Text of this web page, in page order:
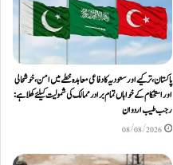
پاکستان، ترکیے اور سعودیہ کا دفاعی معاہدہ خطے میں امن، خوشحالی
اور استحکام کے خواہاں تمام برادر ممالک کی شمولیت کیلئےکھلا ہے:
رجب طیب اردوان
08/08/2026